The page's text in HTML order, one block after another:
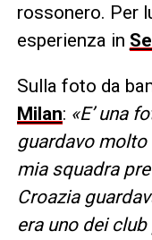
rossonero. Per
esperienza in
Sulla foto da
Milan: «E’ una
guardavo molto
mia squadra
Croazia
era uno dei